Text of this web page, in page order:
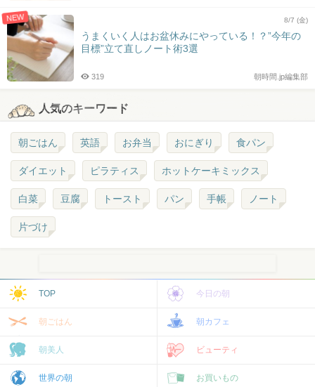
NEW 8/7 (金)
うまくいく人はお盆休みにやっている！？”今年の
目標”立て直しノート術3選
朝時間.jp編集部
319
人気のキーワード
朝ごはん 英語 お弁当 おにぎり 食パン
ダイエット ピラティス ホットケーキミックス
白菜 豆腐 トースト パン 手帳 ノート
片づけ
TOP 今日の朝
朝ごはん 朝カフェ
朝美人 ビューティ
世界の朝 お買いもの